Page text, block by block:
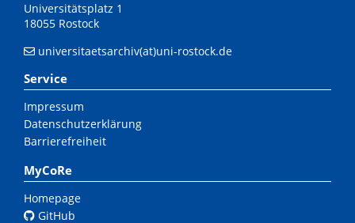
Universitätsplatz 1
18055 Rostock
universitaetsarchiv(at)uni-rostock.de
Service
Impressum
Datenschutzerklärung
Barrierefreiheit
MyCoRe
Homepage
GitHub